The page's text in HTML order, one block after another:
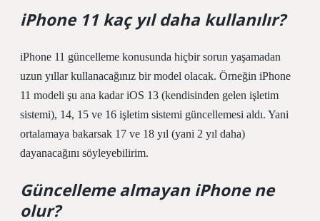
iPhone 11 kaç yıl daha kullanılır?
iPhone 11 güncelleme konusunda hiçbir sorun yaşamadan
uzun yıllar kullanacağınız bir model olacak. Örneğin iPhone
11 modeli şu ana kadar iOS 13 (kendisinden gelen işletim
sistemi), 14, 15 ve 16 işletim sistemi güncellemesi aldı. Yani
ortalamaya bakarsak 17 ve 18 yıl (yani 2 yıl daha)
dayanacağını söyleyebilirim.
Güncelleme almayan iPhone ne
olur?